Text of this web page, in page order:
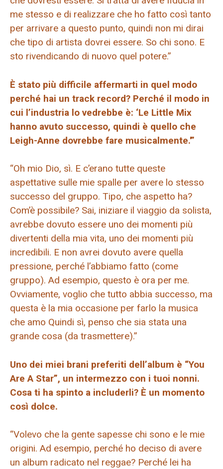
me stesso e di realizzare che ho fatto così tanto
per arrivare a questo punto, quindi non mi dirai
che tipo di artista dovrei essere. So chi sono. E
sto rivendicando di nuovo quel potere.”
È stato più difficile affermarti in quel modo
perché hai un track record? Perché il modo in
cui l’industria lo vedrebbe è: ‘Le Little Mix
hanno avuto successo, quindi è quello che
Leigh-Anne dovrebbe fare musicalmente.'”
“Oh mio Dio, sì. E c’erano tutte queste
aspettative sulle mie spalle per avere lo stesso
successo del gruppo. Tipo, che aspetto ha?
Com’è possibile? Sai, iniziare il viaggio da solista,
avrebbe dovuto essere uno dei momenti più
divertenti della mia vita, uno dei momenti più
incredibili. E non avrei dovuto avere quella
pressione, perché l’abbiamo fatto (come
gruppo). Ad esempio, questo è ora per me.
Ovviamente, voglio che tutto abbia successo, ma
questa è la mia occasione per farlo la musica
che amo Quindi sì, penso che sia stata una
grande cosa (da trasmettere).”
Uno dei miei brani preferiti dell’album è “You
Are A Star”, un intermezzo con i tuoi nonni.
Cosa ti ha spinto a includerli? È un momento
così dolce.
“Volevo che la gente sapesse chi sono e le mie
origini. Ad esempio, perché ho deciso di avere
un album radicato nel reggae? Perché lei ha